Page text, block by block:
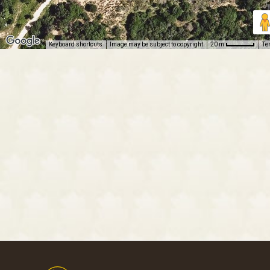
Keyboard shortcuts Image may be subject to copyright 20 m